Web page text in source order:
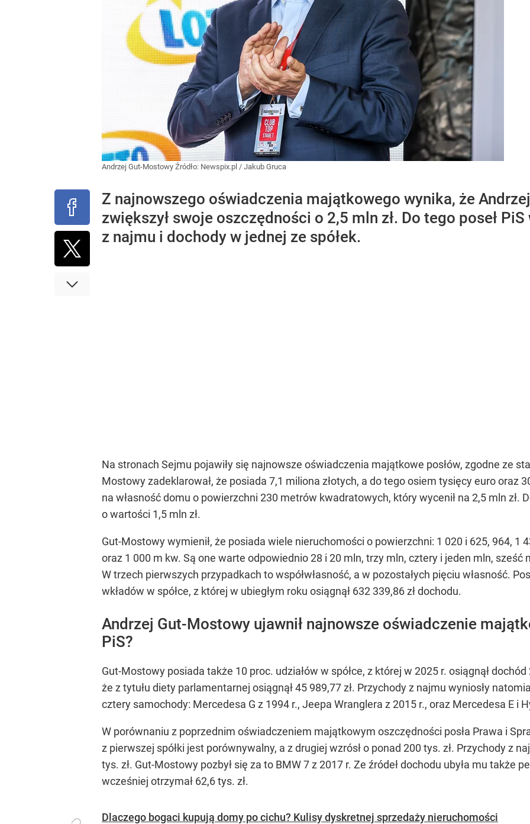
Andrzej Gut-Mostowy Źródło: Newspix.pl / Jakub Gruca
Z najnowszego oświadczenia majątkowego wynika, że
zwiększył swoje oszczędności o 2,5 mln zł. Do tego poseł
z najmu i dochody w jednej ze spółek.
Na stronach Sejmu pojawiły się najnowsze oświadczenia majątkowe posłów, zgodne ze
Mostowy zadeklarował, że posiada 7,1 miliona złotych, a do tego osiem tysięcy euro oraz
na własność domu o powierzchni 230 metrów kwadratowych, który wycenił na 2,5 mln zł.
o wartości 1,5 mln zł.
Gut-Mostowy wymienił, że posiada wiele nieruchomości o powierzchni: 1 020 i 625, 964, 1
oraz 1 000 m kw. Są one warte odpowiednio 28 i 20 mln, trzy mln, cztery i jeden mln, sześć
W trzech pierwszych przypadkach to współwłasność, a w pozostałych pięciu własność.
wkładów w spółce, z której w ubiegłym roku osiągnął 632 339,86 zł dochodu.
Andrzej Gut-Mostowy ujawnił najnowsze oświadczenie
PiS?
Gut-Mostowy posiada także 10 proc. udziałów w spółce, z której w 2025 r. osiągnął dochód
że z tytułu diety parlamentarnej osiągnął 45 989,77 zł. Przychody z najmu wyniosły
cztery samochody: Mercedesa G z 1994 r., Jeepa Wranglera z 2015 r., oraz Mercedesa E i
W porównaniu z poprzednim oświadczeniem majątkowym oszczędności posła Prawa i
z pierwszej spółki jest porównywalny, a z drugiej wzrósł o ponad 200 tys. zł. Przychody z
tys. zł. Gut-Mostowy pozbył się za to BMW 7 z 2017 r. Ze źródeł dochodu ubyła mu także
wcześniej otrzymał 62,6 tys. zł.
Dlaczego bogaci kupują domy po cichu? Kulisy dyskretnej sprzedaży nieruchomości